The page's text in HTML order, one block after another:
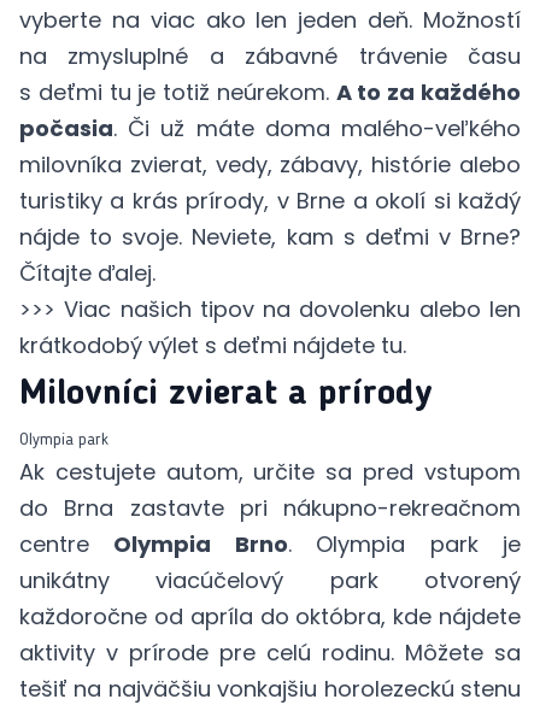
vyberte na viac ako len jeden deň. Možností
na zmysluplné a zábavné trávenie času
s deťmi tu je totiž neúrekom. A to za každého
počasia. Či už máte doma malého-veľkého
milovníka zvierat, vedy, zábavy, histórie alebo
turistiky a krás prírody, v Brne a okolí si každý
nájde to svoje. Neviete, kam s deťmi v Brne?
Čítajte ďalej.
>>> Viac našich tipov na dovolenku alebo len
krátkodobý výlet s deťmi nájdete tu.
Milovníci zvierat a prírody
Olympia park
Ak cestujete autom, určite sa pred vstupom
do Brna zastavte pri nákupno-rekreačnom
centre Olympia Brno. Olympia parkje
unikátny viacúčelový park otvorený
každoročne od apríla do októbra, kde nájdete
aktivity v prírode pre celú rodinu. Môžete sa
tešiť na najväčšiu vonkajšiu horolezeckú stenu